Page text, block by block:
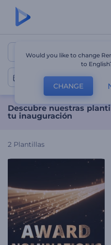
Descubre
Gran Apertura
Descubre nuestras
tu inauguración
2 Plantillas
Would you like to change
to
CHANGE